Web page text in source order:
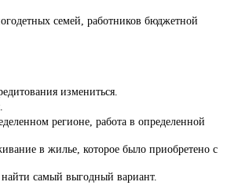
семей, работников бюджетной
измениться.
регионе, работа в определенной
в жилье, которое было приобретено с
самый выгодный вариант.